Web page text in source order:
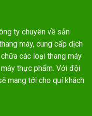
ty chuyên về sản
máy, cung cấp dịch
các loại thang máy
thực phẩm. Với đội
mang tới cho quí khách